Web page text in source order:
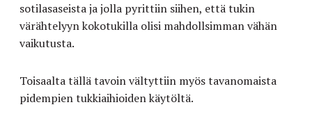
sotilasaseista ja jolla pyrittiin siihen, että tukin
värähtelyyn kokotukilla olisi mahdollsimman vähän
vaikutusta.
Toisaalta tällä tavoin vältyttiin myös tavanomaista
pidempien tukkiaihioiden käytöltä.